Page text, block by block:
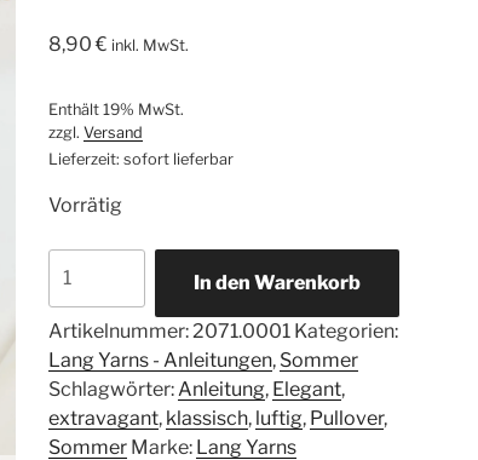
8,90€ inkl. MwSt.
Enthält 19% MwSt.
zzgl. Versand
Lieferzeit: sofort lieferbar
Vorrätig
Mano
267
Collection
(Sommer)
Menge
In den Warenkorb
Artikelnummer: 2071.0001 Kategorien:
Lang Yarns - Anleitungen, Sommer
Schlagwörter: Anleitung, Elegant,
extravagant, klassisch, luftig, Pullover,
Sommer Marke: Lang Yarns